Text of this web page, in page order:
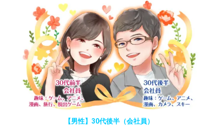
【男性】30代後半（会社員）